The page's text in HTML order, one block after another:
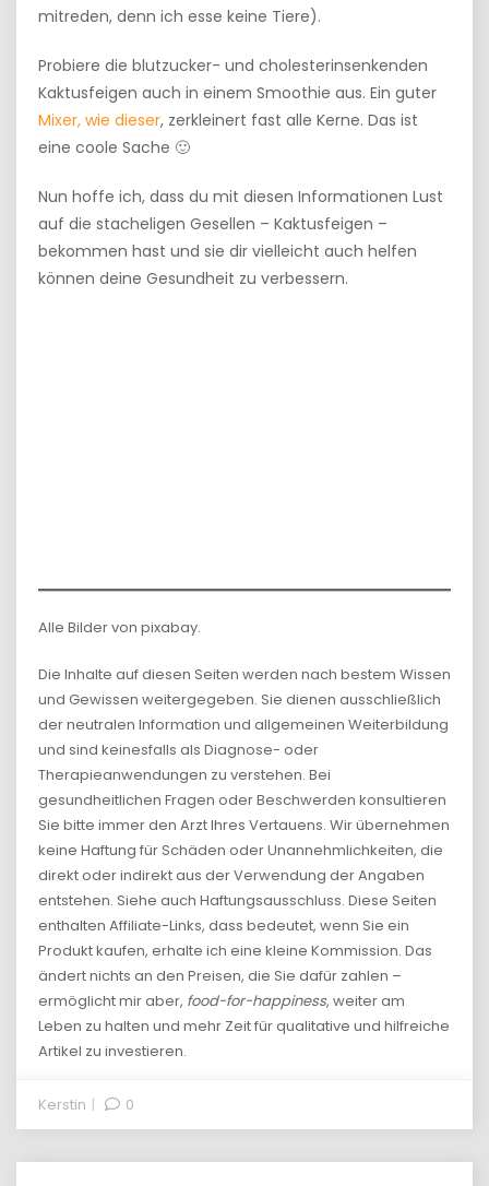
mitreden, denn ich esse keine Tiere).
Probiere die blutzucker- und cholesterinsenkenden
Kaktusfeigen auch in einem Smoothie aus. Ein guter
Mixer, wie dieser, zerkleinert fast alle Kerne. Das ist
eine coole Sache 🙂
Nun hoffe ich, dass du mit diesen Informationen Lust
auf die stacheligen Gesellen – Kaktusfeigen –
bekommen hast und sie dir vielleicht auch helfen
können deine Gesundheit zu verbessern.
Alle Bilder von pixabay.
Die Inhalte auf diesen Seiten werden nach bestem Wissen
und Gewissen weitergegeben. Sie dienen ausschließlich
der neutralen Information und allgemeinen Weiterbildung
und sind keinesfalls als Diagnose- oder
Therapieanwendungen zu verstehen. Bei
gesundheitlichen Fragen oder Beschwerden konsultieren
Sie bitte immer den Arzt Ihres Vertauens. Wir übernehmen
keine Haftung für Schäden oder Unannehmlichkeiten, die
direkt oder indirekt aus der Verwendung der Angaben
entstehen. Siehe auch Haftungsausschluss. Diese Seiten
enthalten Affiliate-Links, dass bedeutet, wenn Sie ein
Produkt kaufen, erhalte ich eine kleine Kommission. Das
ändert nichts an den Preisen, die Sie dafür zahlen –
ermöglicht mir aber, food-for-happiness, weiter am
Leben zu halten und mehr Zeit für qualitative und hilfreiche
Artikel zu investieren.
Kerstin 0